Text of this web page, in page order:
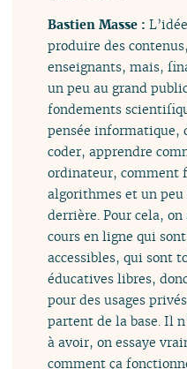
Bastien Masse :
produire des
enseignants, mais,
un peu au grand
fondements
pensée informatique,
coder, apprendre
ordinateur, comment
algorithmes et un peu
derrière. Pour cela,
cours en ligne qui
accessibles, qui sont
éducatives libres,
pour des usages
partent de la base. Il
à avoir, on essaye
comment ça